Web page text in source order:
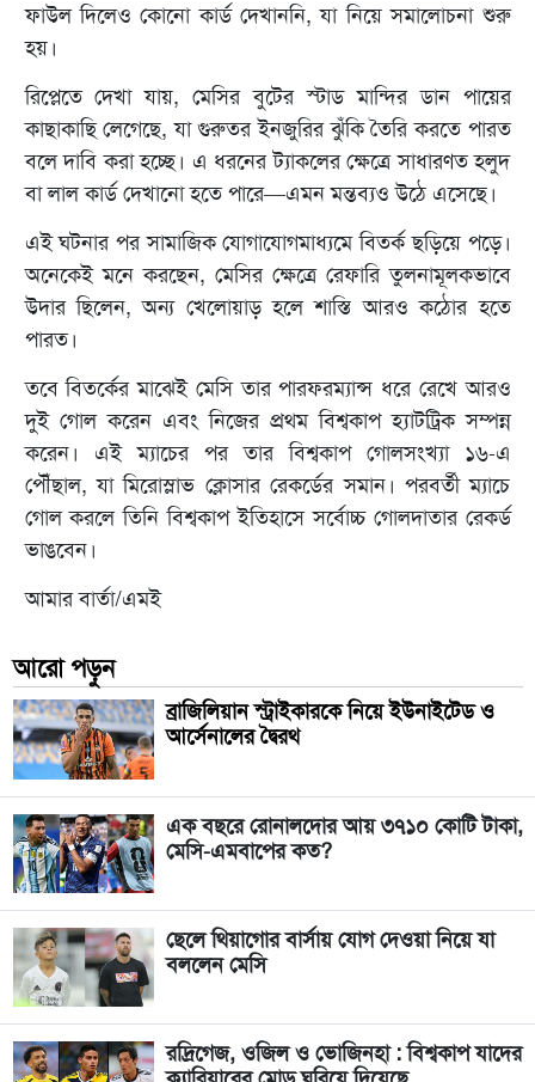
ফাউল দিলেও কোনো কার্ড দেখাননি, যা নিয়ে সমালোচনা শুরু
হয়।
রিপ্লেতে দেখা যায়, মেসির বুটের স্টাড মান্দির ডান পায়ের
কাছাকাছি লেগেছে, যা গুরুতর ইনজুরির ঝুঁকি তৈরি করতে পারত
বলে দাবি করা হচ্ছে। এ ধরনের ট্যাকলের ক্ষেত্রে সাধারণত হলুদ
বা লাল কার্ড দেখানো হতে পারে—এমন মন্তব্যও উঠে এসেছে।
এই ঘটনার পর সামাজিক যোগাযোগমাধ্যমে বিতর্ক ছড়িয়ে পড়ে।
অনেকেই মনে করছেন, মেসির ক্ষেত্রে রেফারি তুলনামূলকভাবে
উদার ছিলেন, অন্য খেলোয়াড় হলে শাস্তি আরও কঠোর হতে
পারত।
তবে বিতর্কের মাঝেই মেসি তার পারফরম্যান্স ধরে রেখে আরও
দুই গোল করেন এবং নিজের প্রথম বিশ্বকাপ হ্যাটট্রিক সম্পন্ন
করেন। এই ম্যাচের পর তার বিশ্বকাপ গোলসংখ্যা ১৬-এ
পৌঁছাল, যা মিরোস্লাভ ক্লোসার রেকর্ডের সমান। পরবর্তী ম্যাচে
গোল করলে তিনি বিশ্বকাপ ইতিহাসে সর্বোচ্চ গোলদাতার রেকর্ড
ভাঙবেন।
আমার বার্তা/এমই
আরো পড়ুন
ব্রাজিলিয়ান স্ট্রাইকারকে নিয়ে ইউনাইটেড ও
আর্সেনালের দ্বৈরথ
এক বছরে রোনালদোর আয় ৩৭১০ কোটি টাকা,
মেসি-এমবাপের কত?
ছেলে থিয়াগোর বার্সায় যোগ দেওয়া নিয়ে যা
বললেন মেসি
রদ্রিগেজ, ওজিল ও ভোজিনহা : বিশ্বকাপ যাদের